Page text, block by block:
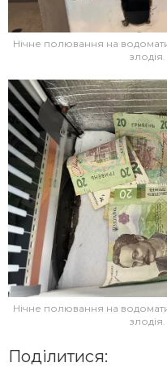
Нічне полювання на
Нічне полювання на
Поділитися: